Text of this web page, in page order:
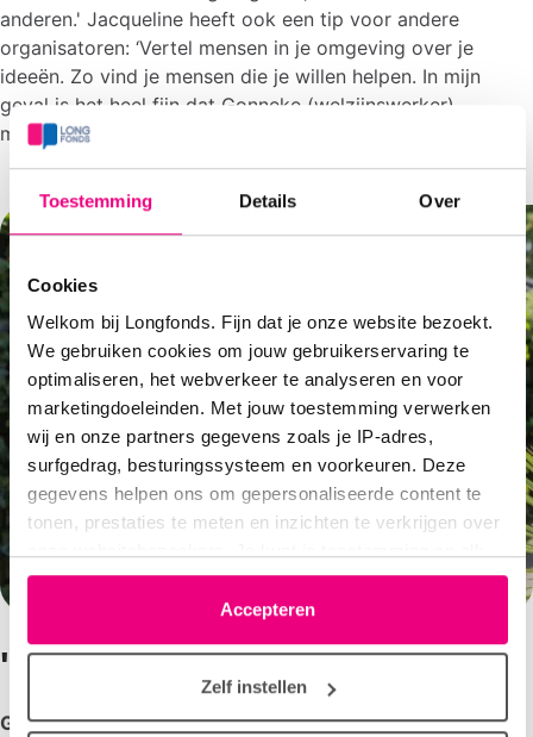
Toestemming Details Over
Cookies
Welkom bij Longfonds. Fijn dat je onze website bezoekt.
We gebruiken cookies om jouw gebruikerservaring te
optimaliseren, het webverkeer te analyseren en voor
marketingdoeleinden. Met jouw toestemming verwerken
wij en onze partners gegevens zoals je IP-adres,
surfgedrag, besturingssysteem en voorkeuren. Deze
gegevens helpen ons om gepersonaliseerde content te
tonen, prestaties te meten en inzichten te verkrijgen over
moment wijzigen of intrekken via het cookie-icoontje
linksonder elke pagina. De lijst met partners is te vinden
in het tabblad “details”.
Accepteren
Zelf instellen
anderen.' Jacqueline heeft ook een tip voor andere
organisatoren: ‘Vertel mensen in je omgeving over je
ideeën. Zo vind je mensen die je willen helpen. In mijn
geval is het heel fijn dat Gonneke (welzijnswerker)
meewerkt.”
'Ik maak mensen blij'
Gertiebegeleidt een zanggroep in Bennekom. ‘Door